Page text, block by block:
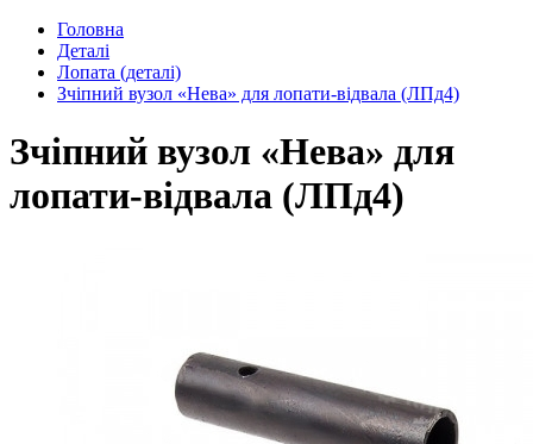
Головна
Деталі
Лопата (деталі)
Зчіпний вузол «Нева» для лопати-відвала (ЛПд4)
Зчіпний вузол «Нева» для
лопати-відвала (ЛПд4)